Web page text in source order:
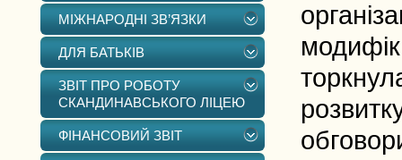
МІЖНАРОДНІ ЗВ’ЯЗКИ
ДЛЯ БАТЬКІВ
ЗВІТ ПРО РОБОТУ
СКАНДИНАВСЬКОГО ЛІЦЕЮ
ФІНАНСОВИЙ ЗВІТ